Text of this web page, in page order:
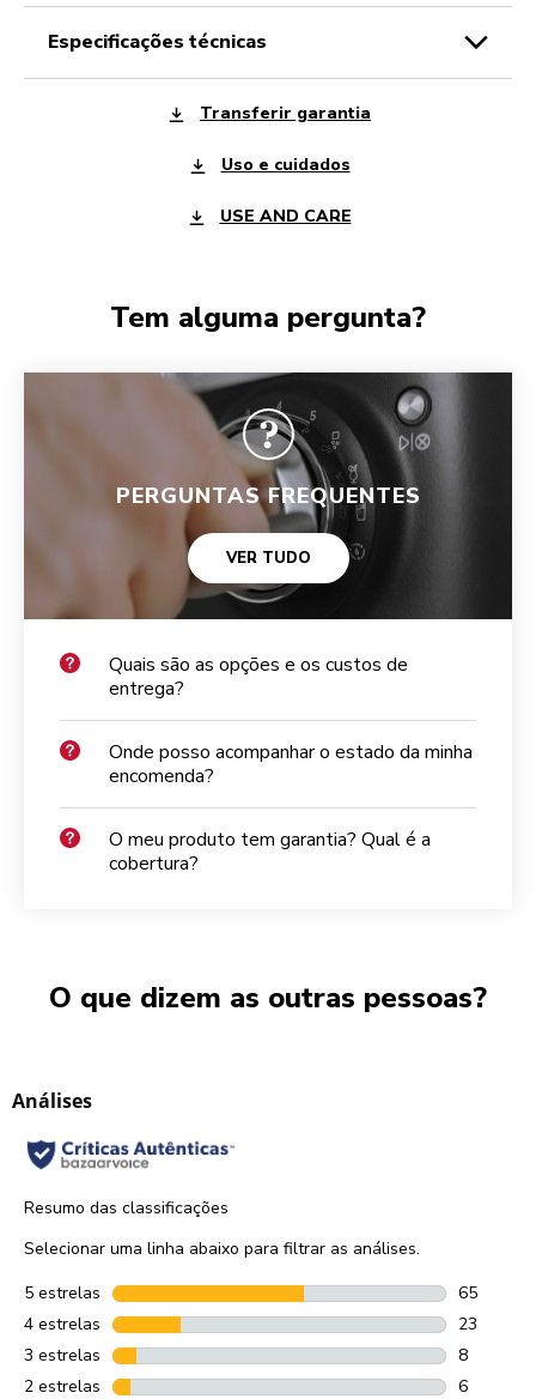
especificações técnicas
Transferir garantia
Uso e cuidados
USE AND CARE
Tem alguma pergunta?
PERGUNTAS FREQUENTES
VER TUDO
Quais são as opções e os custos de
entrega?
Onde posso acompanhar o estado da minha
encomenda?
O meu produto tem garantia? Qual é a
cobertura?
O que dizem as outras pessoas?